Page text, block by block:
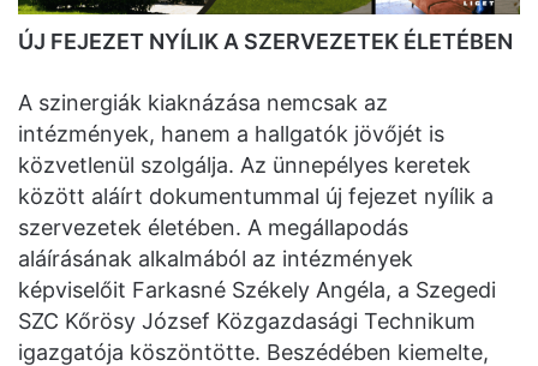
ÚJ FEJEZET NYÍLIK A SZERVEZETEK ÉLETÉBEN
A szinergiák kiaknázása nemcsak az
intézmények, hanem a hallgatók jövőjét is
közvetlenül szolgálja. Az ünnepélyes keretek
között aláírt dokumentummal új fejezet nyílik a
szervezetek életében. A megállapodás
aláírásának alkalmából az intézmények
képviselőit Farkasné Székely Angéla, a Szegedi
SZC Kőrösy József Közgazdasági Technikum
igazgatója köszöntötte. Beszédében kiemelte,